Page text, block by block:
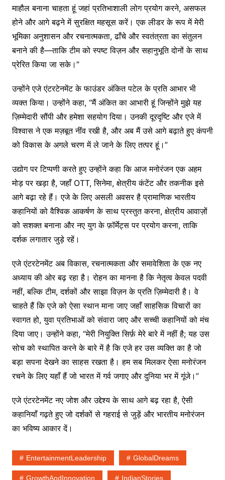
माहौल बनाना चाहता हूं जहां प्रतिभाशाली लोग प्रयोग करने, असफल
होने और आगे बढ़ने में सुरक्षित महसूस करें। एक लीडर के रूप में मेरी
भूमिका अनुशासन और रचनात्मकता, ढाँचे और स्वतंत्रता का संतुलन
बनाने की है—ताकि टीम को स्पष्ट विज़न और सहानुभूति दोनों के साथ
प्रेरित किया जा सके।”
उन्होंने एजे एंटरटेनमेंट के फाउंडर अंकित पटेल के प्रति आभार भी
व्यक्त किया। उन्होंने कहा, “मैं अंकित का आभारी हूं जिन्होंने मुझे यह
ज़िम्मेदारी सौंपी और हमेशा सहयोग दिया। उनकी दूरदृष्टि और एजे में
विश्वास ने एक मज़बूत नींव रखी है, और अब मैं उसे आगे बढ़ाते हुए कंपनी
को विकास के अगले चरण में ले जाने के लिए तत्पर हूं।”
उद्योग पर टिप्पणी करते हुए उन्होंने कहा कि आज मनोरंजन एक अहम
मोड़ पर खड़ा है, जहाँ OTT, सिनेमा, क्षेत्रीय कंटेंट और तकनीक इसे
आगे बढ़ा रहे हैं। एजे के लिए असली अवसर है प्रामाणिक भारतीय
कहानियों को वैश्विक आकर्षण के साथ प्रस्तुत करना, क्षेत्रीय आवाज़ों
को सशक्त बनाना और नए युग के फ़ॉर्मेट्स पर प्रयोग करना, ताकि
दर्शक लगातार जुड़े रहें।
एजे एंटरटेनमेंट अब विकास, रचनात्मकता और समावेशिता के एक नए
अध्याय की ओर बढ़ रहा है। रोहन का मानना है कि नेतृत्व केवल पदवी
नहीं, बल्कि टीम, दर्शकों और साझा विज़न के प्रति ज़िम्मेदारी है। वे
चाहते हैं कि एजे को ऐसा स्थान माना जाए जहाँ साहसिक विचारों का
स्वागत हो, युवा प्रतिभाओं को संवारा जाए और सच्ची कहानियों को मंच
दिया जाए। उन्होंने कहा, “मेरी नियुक्ति सिर्फ़ मेरे बारे में नहीं है; यह उस
सोच को स्थापित करने के बारे में है कि एजे हर उस व्यक्ति का है जो
बड़ा सपना देखने का साहस रखता है। हम सब मिलकर ऐसा मनोरंजन
रचने के लिए यहाँ हैं जो भारत में गर्व जगाए और दुनिया भर में गूंजे।”
एजे एंटरटेनमेंट नए जोश और उद्देश्य के साथ आगे बढ़ रहा है, ऐसी
कहानियाँ गढ़ते हुए जो दर्शकों से गहराई से जुड़ें और भारतीय मनोरंजन
का भविष्य आकार दें।
EntertainmentLeadership GlobalDreams
GrowthAndInnovation IndianStories